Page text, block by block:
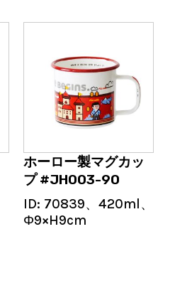
ホーロー製マグカッ
プ #JH003-90
ID: 70839、420ml、
Φ9×H9cm